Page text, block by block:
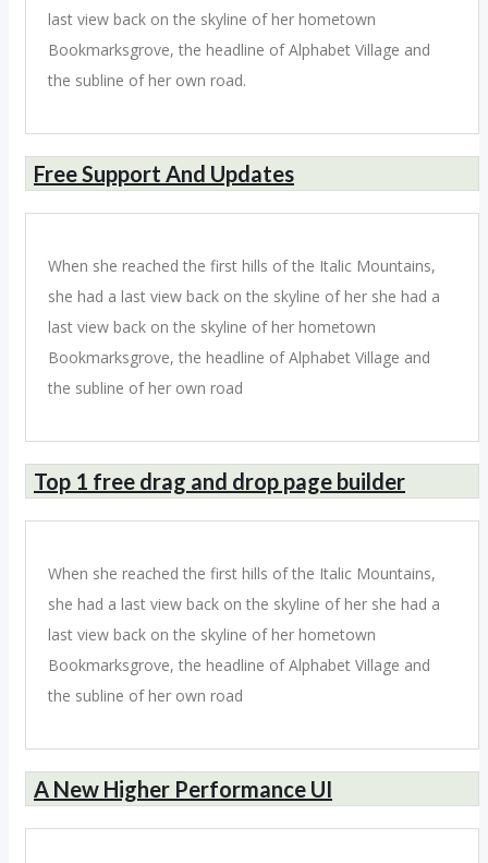
last view back on the skyline of her hometown
Bookmarksgrove, the headline of Alphabet Village and
the subline of her own road.
Free Support And Updates
When she reached the first hills of the Italic Mountains,
she had a last view back on the skyline of her she had a
last view back on the skyline of her hometown
Bookmarksgrove, the headline of Alphabet Village and
the subline of her own road
Top 1 free drag and drop page builder
When she reached the first hills of the Italic Mountains,
she had a last view back on the skyline of her she had a
last view back on the skyline of her hometown
Bookmarksgrove, the headline of Alphabet Village and
the subline of her own road
A New Higher Performance UI